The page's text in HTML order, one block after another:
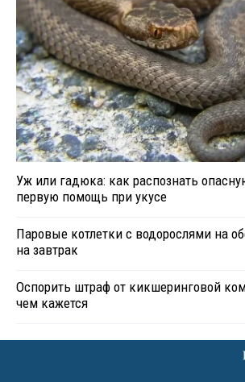
Уж или гадюка: как распознать
первую помощь при укусе
Паровые котлетки с водорослями на
на завтрак
Оспорить штраф от кикшеринговой
чем кажется